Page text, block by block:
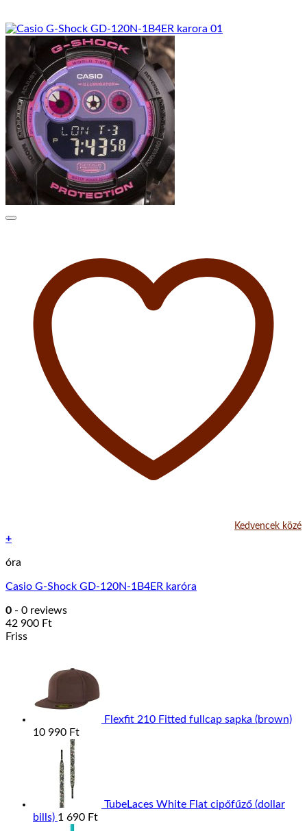
Kedvencek közé
+
óra
Casio G-Shock GD-120N-1B4ER karóra
0 - 0 reviews
42 900 Ft
Friss
Flexfit 210 Fitted fullcap sapka (brown)
10 990 Ft
TubeLaces White Flat cipőfűző (dollar
bills) 1 690 Ft